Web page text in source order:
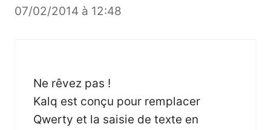
07/02/2014 à 12:48
Ne rêvez pas !
Kalq est conçu pour remplacer
Qwerty et la saisie de texte en